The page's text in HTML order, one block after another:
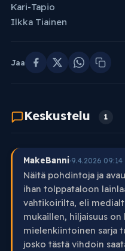
Kari-Tapio
Ilkka Tiainen
Jaa
Keskustelu 1
MakeBanni·9.4.2026 09:14
Näitä pohdintoja ja
ihan tolppataloon
vahtikoirilta, eli
mukaillen, hiljaisuus on
mielenkiintoinen sarja
josko tästä vihdoin